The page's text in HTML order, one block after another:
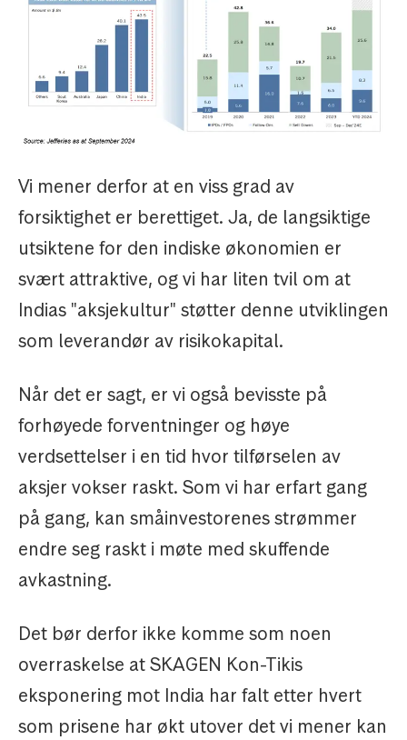
Vi mener derfor at en viss grad av
forsiktighet er berettiget. Ja, de langsiktige
utsiktene for den indiske økonomien er
svært attraktive, og vi har liten tvil om at
Indias "aksjekultur" støtter denne utviklingen
som leverandør av risikokapital.
Når det er sagt, er vi også bevisste på
forhøyede forventninger og høye
verdsettelser i en tid hvor tilførselen av
aksjer vokser raskt. Som vi har erfart gang
på gang, kan småinvestorenes strømmer
endre seg raskt i møte med skuffende
avkastning.
Det bør derfor ikke komme som noen
overraskelse at SKAGEN Kon-Tikis
eksponering mot India har falt etter hvert
som prisene har økt utover det vi mener kan